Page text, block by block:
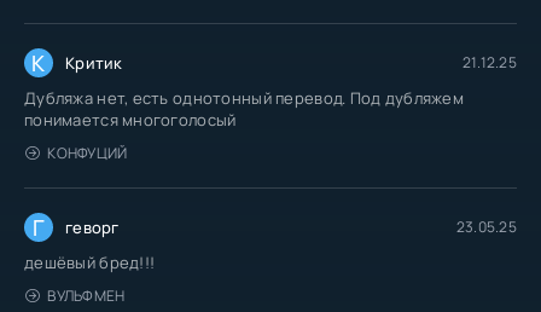
К Критик 21.12.25
Дубляжа нет, есть однотонный перевод. Под дубляжем
понимается многоголосый
КОНФУЦИЙ
Г геворг 23.05.25
дешёвый бред!!!
ВУЛЬФМЕН